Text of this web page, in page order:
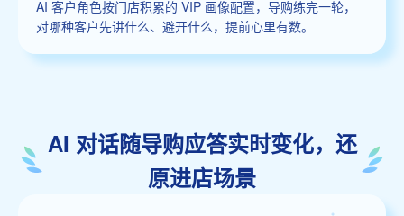
AI 客户角色按门店积累的 VIP 画像配置，导购练完一轮，
对哪种客户先讲什么、避开什么，提前心里有数。
AI 对话随导购应答实时变化，还
原进店场景